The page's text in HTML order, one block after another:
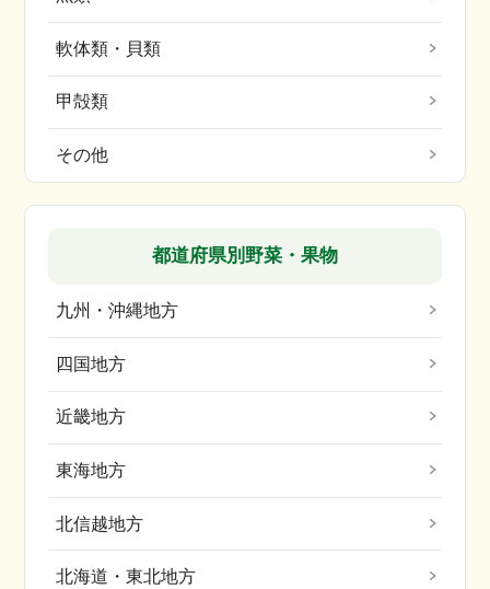
軟体類・貝類
甲殻類
その他
都道府県別野菜・果物
九州・沖縄地方
四国地方
近畿地方
東海地方
北信越地方
北海道・東北地方